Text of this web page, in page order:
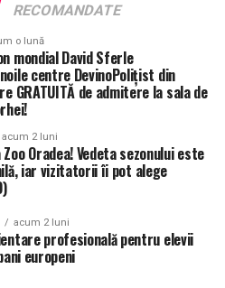
RECOMANDATE
o lună
mondial David Sferle
centre DevinoPolițist din
GRATUITĂ de admitere la sala de
acum 2 luni
Zoo Oradea! Vedeta sezonului este
iar vizitatorii îi pot alege
acum 2 luni
profesională pentru elevii
europeni